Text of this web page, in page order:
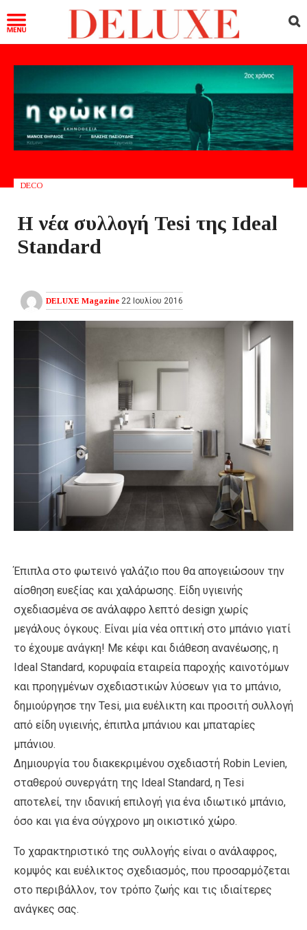
DECO
Η νέα συλλογή Tesi της Ideal
Standard
DELUXE Magazine 22 Ιουλίου 2016
Έπιπλα στο φωτεινό γαλάζιο που θα απογειώσουν την
αίσθηση ευεξίας και χαλάρωσης. Είδη υγιεινής
σχεδιασμένα σε ανάλαφρο λεπτό design χωρίς
μεγάλους όγκους. Είναι μία νέα οπτική στο μπάνιο γιατί
το έχουμε ανάγκη! Με κέφι και διάθεση ανανέωσης, η
Ideal Standard, κορυφαία εταιρεία παροχής καινοτόμων
και προηγμένων σχεδιαστικών λύσεων για το μπάνιο,
δημιούργησε την Tesi, μια ευέλικτη και προσιτή συλλογή
από είδη υγιεινής, έπιπλα μπάνιου και μπαταρίες
μπάνιου.
Δημιουργία του διακεκριμένου σχεδιαστή Robin Levien,
σταθερού συνεργάτη της Ideal Standard, η Tesi
αποτελεί, την ιδανική επιλογή για ένα ιδιωτικό μπάνιο,
όσο και για ένα σύγχρονο μη οικιστικό χώρο.
Το χαρακτηριστικό της συλλογής είναι ο ανάλαφρος,
κομψός και ευέλικτος σχεδιασμός, που προσαρμόζεται
στο περιβάλλον, τον τρόπο ζωής και τις ιδιαίτερες
ανάγκες σας.